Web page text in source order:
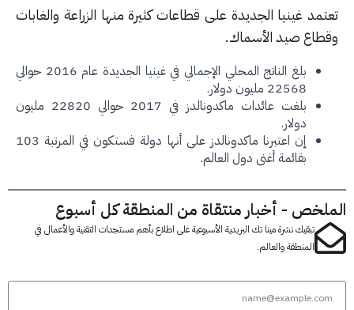
غينيا الجديدة على قطاعات كثيرة منها الزراعة والغابات
صيد الأسماك.
بلغ الناتج المحلي الإجمالي في غينيا الجديدة عام 2016 حوالي
22568 مليون دولار.
بلغت عائدات ماكدونالدز في 2017 حوالي 22820 مليون
إن اعتبرنا ماكدونالدز على أنها دولة فستكون في المرتبة 103
بقائمة أغنى دول العالم.
- أخبار منتقاة من المنطقة كل أسبوع
تبقيك نشرة مينا تك البريدية الأسبوعية على اطلاع بأهم مستجدات التقنية والأعمال في
المنطقة والعالم.